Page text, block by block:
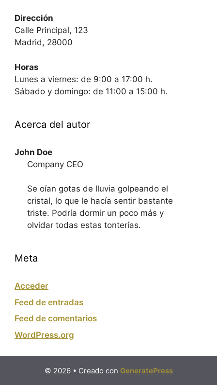
Dirección
Calle Principal, 123
Madrid, 28000
Horas
Lunes a viernes: de 9:00 a 17:00 h.
Sábado y domingo: de 11:00 a 15:00 h.
Acerca del autor
John Doe
Company CEO
Se oían gotas de lluvia golpeando el
cristal, lo que le hacía sentir bastante
triste. Podría dormir un poco más y
olvidar todas estas tonterías.
Meta
Acceder
Feed de entradas
Feed de comentarios
WordPress.org
© 2026 • Creado con GeneratePress